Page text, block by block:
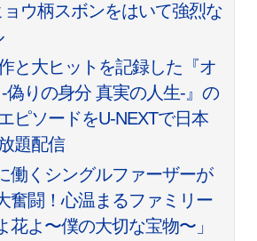
ョウ柄スボンをはいて強烈な
と大ヒットを記録した『オ
偽りの身分 真実の人生-』の
ピソードをU-NEXTで日本
題配信
働くシングルファーザーが
奮闘！心温まるファミリー
花よ〜僕の大切な宝物〜」